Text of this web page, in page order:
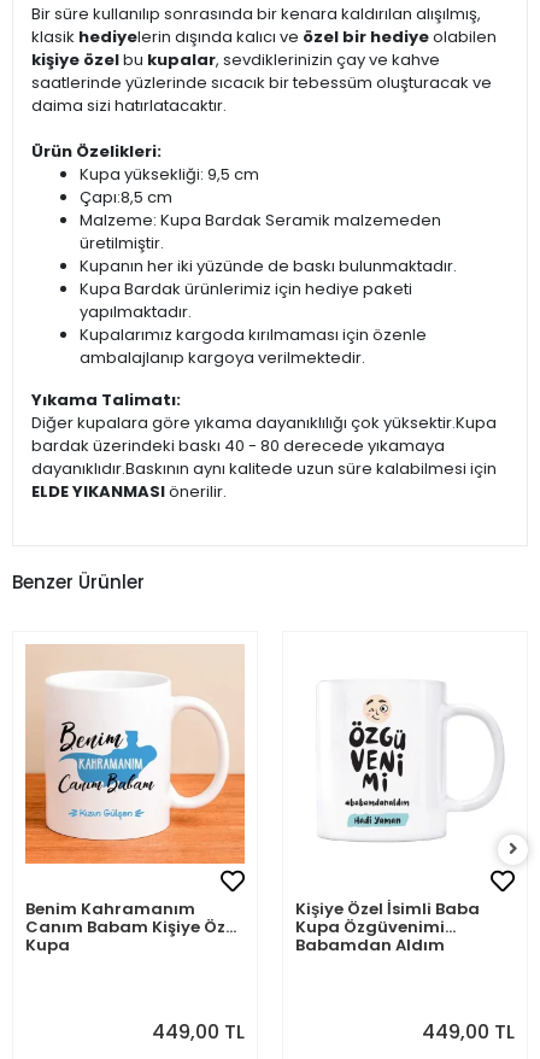
Bir süre kullanılıp sonrasında bir kenara kaldırılan alışılmış,
klasik hediyelerin dışında kalıcı ve özel bir hediyeolabilen
kişiye özelbu kupalar, sevdiklerinizin çay ve kahve
saatlerinde yüzlerinde sıcacık bir tebessüm oluşturacak ve
daima sizi hatırlatacaktır.
Ürün Özelikleri:
Kupa yüksekliği: 9,5 cm
Çapı:8,5 cm
Malzeme: Kupa Bardak Seramik malzemeden
üretilmiştir.
Kupanın her iki yüzünde de baskı bulunmaktadır.
Kupa Bardak ürünlerimiz için hediye paketi
yapılmaktadır.
Kupalarımız kargoda kırılmaması için özenle
ambalajlanıp kargoya verilmektedir.
Yıkama Talimatı:
Diğer kupalara göre yıkama dayanıklılığı çok yüksektir.Kupa
bardak üzerindeki baskı 40 - 80 derecede yıkamaya
dayanıklıdır.Baskının aynı kalitede uzun süre kalabilmesi için
ELDE YIKANMASIönerilir.
Benzer Ürünler
Benim Kahramanım
Canım Babam Kişiye Özel
Kupa
449,00 TL
Kişiye Özel İsimli Baba
Kupa Özgüvenimi
Babamdan Aldım
449,00 TL